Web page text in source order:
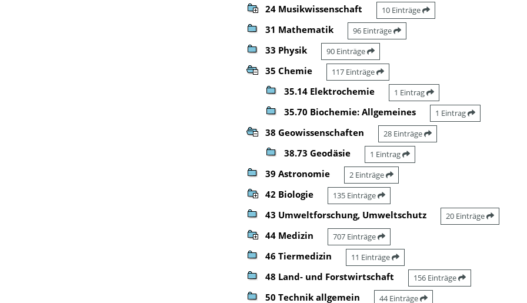
24 Musikwissenschaft 10 Einträge
31 Mathematik 96 Einträge
33 Physik 90 Einträge
35 Chemie 117 Einträge
35.14 Elektrochemie 1 Eintrag
35.70 Biochemie: Allgemeines 1 Eintrag
38 Geowissenschaften 28 Einträge
38.73 Geodäsie 1 Eintrag
39 Astronomie 2 Einträge
42 Biologie 135 Einträge
43 Umweltforschung, Umweltschutz 20 Einträge
44 Medizin 707 Einträge
46 Tiermedizin 11 Einträge
48 Land- und Forstwirtschaft 156 Einträge
50 Technik allgemein 44 Einträge